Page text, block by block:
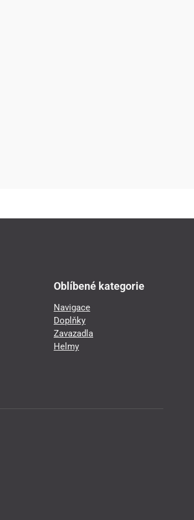
Oblíbené kategorie
Navigace
Doplňky
Zavazadla
Helmy